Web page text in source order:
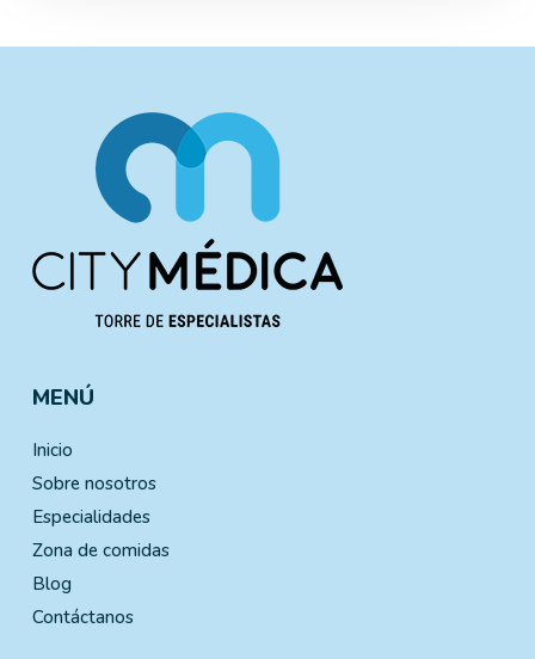
MENÚ
Inicio
Sobre nosotros
Especialidades
Zona de comidas
Blog
Contáctanos